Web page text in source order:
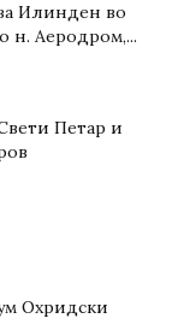
Илинден во
н. Аеродром,...
Петар и
Охридски